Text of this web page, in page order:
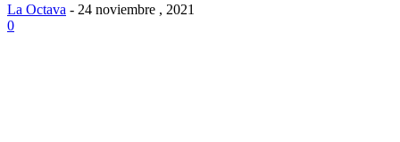
La Octava - 24 noviembre , 2021
0